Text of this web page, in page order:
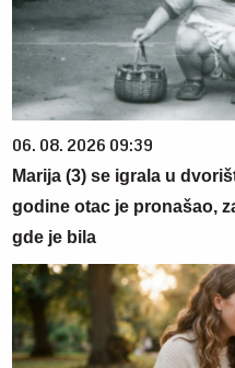
06. 08. 2026 09:39
Marija (3) se igrala u
godine otac je pronašao,
gde je bila